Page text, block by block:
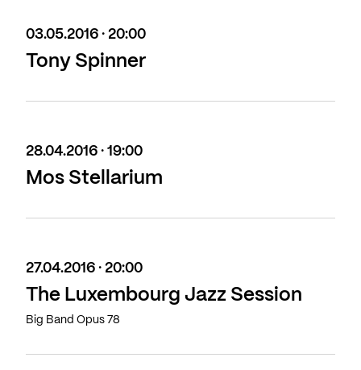
03.05.2016 · 20:00
Tony Spinner
28.04.2016 · 19:00
Mos Stellarium
27.04.2016 · 20:00
The Luxembourg Jazz Session
Big Band Opus 78